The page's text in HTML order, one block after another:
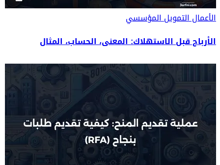
الأعمالالتمويل المؤسسي
الأرباح قبل الاستهلاك: المعنى، الحساب، المثال